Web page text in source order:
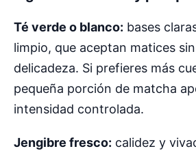
Té verde o blanco: bases
limpio, que aceptan matices
delicadeza. Si prefieres más
pequeña porción de matcha
intensidad controlada.
Jengibre fresco: calidez y